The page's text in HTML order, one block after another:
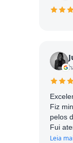
Fiz
pelos
Fui
muito
Leia